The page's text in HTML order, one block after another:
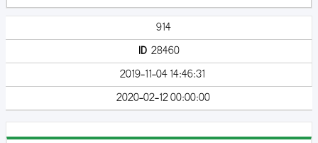
914
ID28460
2019-11-04 14:46:31
2020-02-12 00:00:00